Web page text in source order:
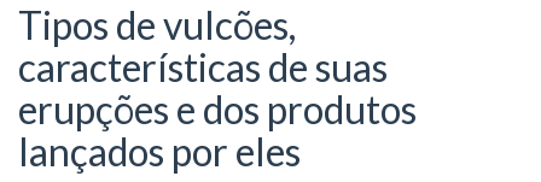
Tipos de vulcões,
características de suas
erupções e dos produtos
lançados por eles